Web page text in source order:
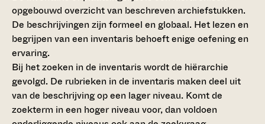
opgebouwd overzicht van beschreven archiefstukken.
De beschrijvingen zijn formeel en globaal. Het lezen en
begrijpen van een inventaris behoeft enige oefening en
ervaring.
Bij het zoeken in de inventaris wordt de hiërarchie
gevolgd. De rubrieken in de inventaris maken deel uit
van de beschrijving op een lager niveau. Komt de
zoekterm in een hoger niveau voor, dan voldoen